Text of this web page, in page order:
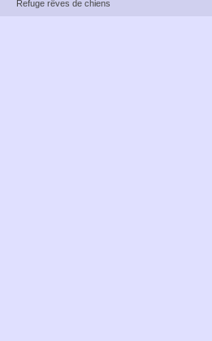
Refuge rêves de chiens